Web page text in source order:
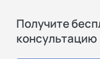
Получите
консультацию